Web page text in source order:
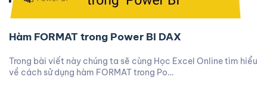
Hàm FORMAT trong Power BI DAX
Trong bài viết này chúng ta sẽ cùng Học Excel Online tìm hiểu
về cách sử dụng hàm FORMAT trong Po…